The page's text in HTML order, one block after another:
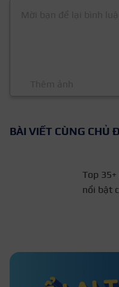
BÀI VIẾT CÙNG CHỦ
Top
nổi bật